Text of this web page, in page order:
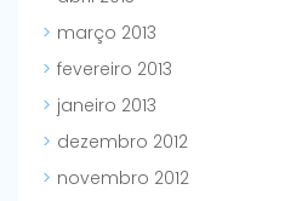
março 2013
fevereiro 2013
janeiro 2013
dezembro 2012
novembro 2012